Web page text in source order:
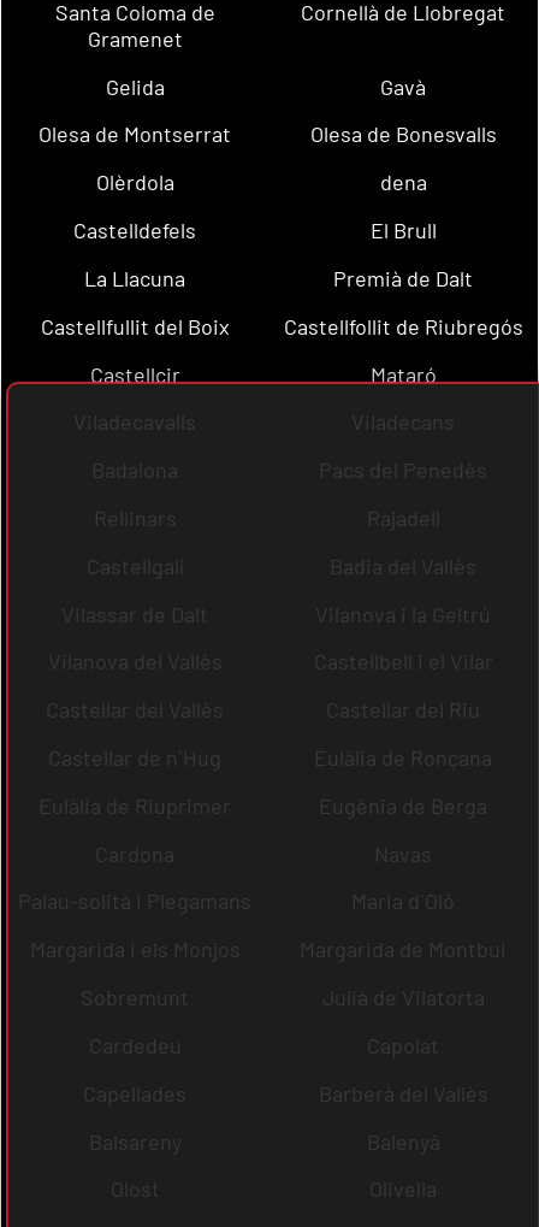
Santa Coloma de
Gramenet
Cornellà de Llobregat
Gelida
Gavà
Olesa de Montserrat
Olesa de Bonesvalls
Olèrdola
dena
Castelldefels
El Brull
La Llacuna
Premià de Dalt
Castellfullit del Boix
Castellfollit de Riubregós
Castellcir
Mataró
Viladecavalls
Viladecans
Badalona
Pacs del Penedès
Rellinars
Rajadell
Castellgalí
Badia del Vallès
Vilassar de Dalt
Vilanova i la Geltrú
Vilanova del Vallès
Castellbell i el Vilar
Castellar del Vallès
Castellar del Riu
Castellar de n´Hug
Eulàlia de Ronçana
Eulàlia de Riuprimer
Eugènia de Berga
Cardona
Navas
Palau-solità i Plegamans
Maria d´Oló
Margarida i els Monjos
Margarida de Montbui
Sobremunt
Julià de Vilatorta
Cardedeu
Capolat
Capellades
Barberà del Vallès
Balsareny
Balenyà
Olost
Olivella